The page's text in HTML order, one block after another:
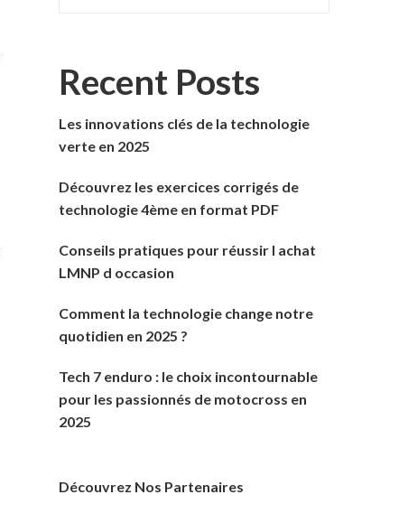
Recent Posts
Les innovations clés de la technologie
verte en 2025
Découvrez les exercices corrigés de
technologie 4ème en format PDF
Conseils pratiques pour réussir l achat
LMNP d occasion
Comment la technologie change notre
quotidien en 2025 ?
Tech 7 enduro : le choix incontournable
pour les passionnés de motocross en
2025
Découvrez Nos Partenaires